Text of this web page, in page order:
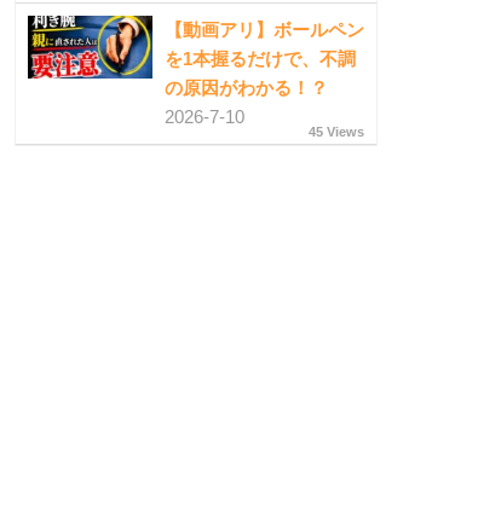
【動画アリ】ボールペン
を1本握るだけで、不調
の原因がわかる！？
2026-7-10
45 Views